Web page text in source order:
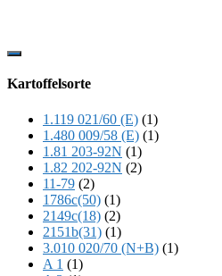
Show
Content
Kartoffelsorte
1.119 021/60 (E) (1)
1.480 009/58 (E) (1)
1.81 203-92N (1)
1.82 202-92N (2)
11-79 (2)
1786c(50) (1)
2149c(18) (2)
2151b(31) (1)
3.010 020/70 (N+B) (1)
A 1 (1)